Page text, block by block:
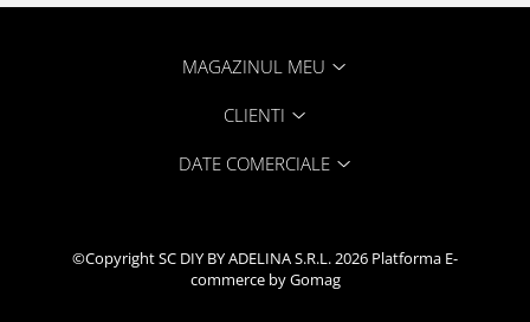
MAGAZINUL MEU
CLIENTI
DATE COMERCIALE
©Copyright SC DIY BY ADELINA S.R.L. 2026 Platforma E-
commerce by Gomag